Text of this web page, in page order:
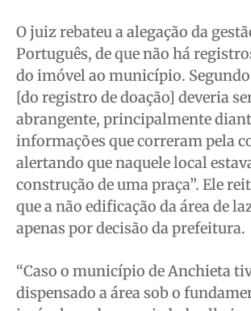
O juiz rebateu a alegação da
Português, de que não há
do imóvel ao município. Segundo
[do registro de doação] deveria
abrangente, principalmente
informações que correram pela
alertando que naquele local
construção de uma praça”. Ele
que a não edificação da área de
apenas por decisão da prefeitura.
“Caso o município de Anchieta
dispensado a área sob o